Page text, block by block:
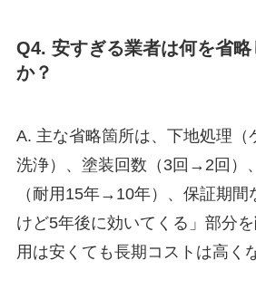
Q4. 安すぎる業者は何を省
か？
A. 主な省略箇所は、下地処理（
洗浄）、塗装回数（3回→2回）
（耐用15年→10年）、保証期間
けど5年後に効いてくる」部分
用は安くても長期コストは高く